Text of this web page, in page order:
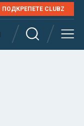
ПОДКРЕПЕТЕ CLUBZ